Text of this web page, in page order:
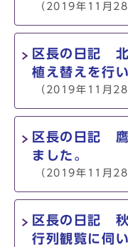
（2019年11月28
区長の日記 北
植え替えを行
（2019年11月28
区長の日記 鷹
ました。
（2019年11月28
区長の日記 秋
行列観覧に伺